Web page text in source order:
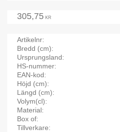
305,75 KR
Artikelnr
Bredd (cm)
Ursprungsland
HS-nummer
EAN-kod
Höjd (cm)
Längd (cm)
Volym(cl)
Material
Box of
Tillverkare